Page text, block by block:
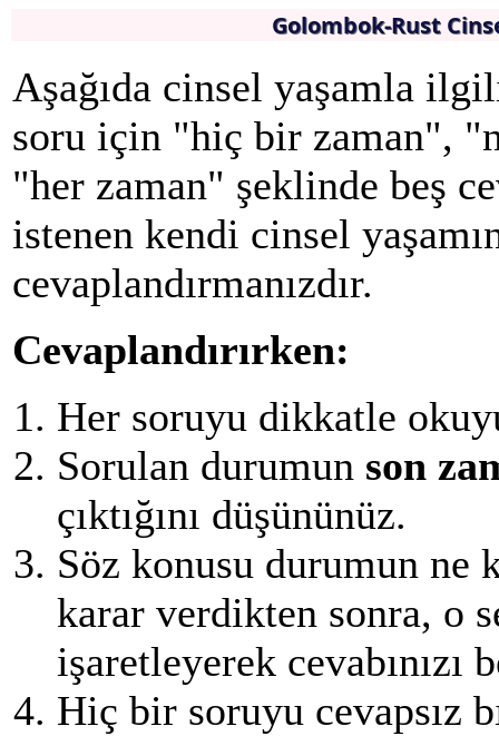
Golombok-Rust
Aşağıda cinsel yaşamla
soru için "hiç bir zaman",
"her zaman" şeklinde beş
istenen kendi cinsel
cevaplandırmanızdır.
Cevaplandırırken:
Her soruyu dikkatle
Sorulan durumun son
çıktığını düşününüz.
Söz konusu durumun ne
karar verdikten sonra, o
işaretleyerek cevabınızı
Hiç bir soruyu cevapsız